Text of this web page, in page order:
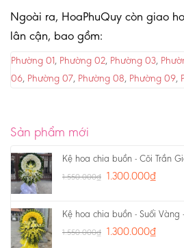
Ngoài ra, HoaPhuQuy còn giao
lân cận, bao gồm:
Phường 01, Phường 02, Phường 03,
06, Phường 07, Phường 08, Phường 09,
Sản phẩm mới
Kệ hoa chia buồn - Cõi Trần
1.550.000₫ 1.300.000₫
Kệ hoa chia buồn - Suối Vàng
1.550.000₫ 1.300.000₫